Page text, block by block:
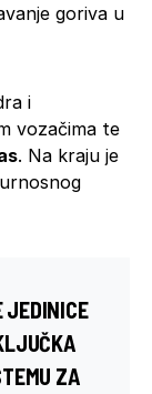
goriva u
i
vozačima te
. Na kraju je
JEDINICE
ZA